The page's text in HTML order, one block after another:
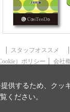
スタッフオススメ
）ポリシー 会社
供するため、クッ
ください。